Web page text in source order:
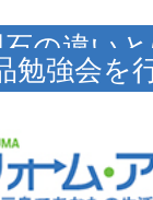
の違い
勉強会を